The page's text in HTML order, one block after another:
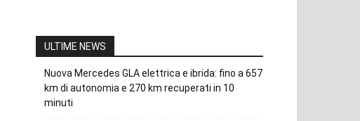
ULTIME NEWS
Nuova Mercedes GLA elettrica e ibrida: fino a 657
km di autonomia e 270 km recuperati in 10
minuti